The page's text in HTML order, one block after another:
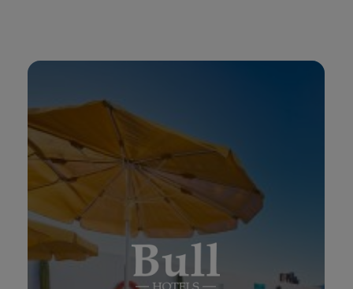
BULL ASTORIA